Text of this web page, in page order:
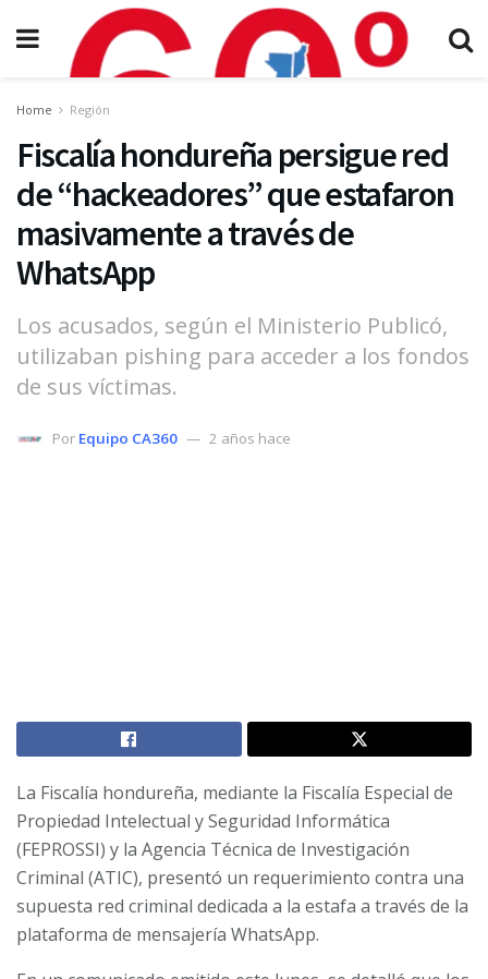
Home Región
Fiscalía hondureña persigue red
de “hackeadores” que estafaron
masivamente a través de
WhatsApp
Los acusados, según el Ministerio Publicó,
utilizaban pishing para acceder a los fondos
de sus víctimas.
Por Equipo CA360 2 años hace
La Fiscalía hondureña, mediante la Fiscalía Especial de
Propiedad Intelectual y Seguridad Informática
(FEPROSSI) y la Agencia Técnica de Investigación
Criminal (ATIC), presentó un requerimiento contra una
supuesta red criminal dedicada a la estafa a través de la
plataforma de mensajería WhatsApp.